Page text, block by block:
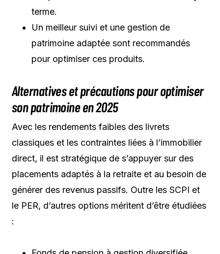
terme.
Un meilleur suivi et une gestion de
patrimoine adaptée sont recommandés
pour optimiser ces produits.
Alternatives et précautions pour optimiser
son patrimoine en 2025
Avec les rendements faibles des livrets
classiques et les contraintes liées à l’immobilier
direct, il est stratégique de s’appuyer sur des
placements adaptés à la retraite et au besoin de
générer des revenus passifs. Outre les SCPI et
le PER, d’autres options méritent d’être étudiées
: